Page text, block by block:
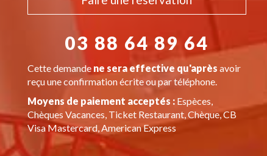
03 88 64 89 64
Cette demande ne sera effective qu'après avoir
reçu une confirmation écrite ou par téléphone.
Moyens de paiement acceptés :Espèces,
Chèques Vacances, Ticket Restaurant, Chèque, CB
Visa Mastercard, American Express